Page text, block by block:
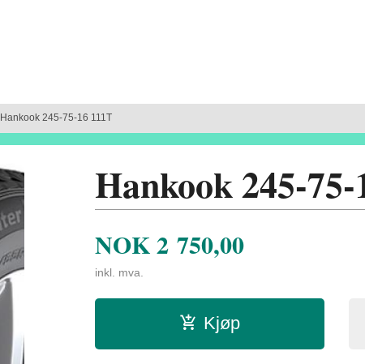
Hankook 245-75-16 111T
Hankook 245-
NOK2 750,00
inkl. mva.
Kjøp